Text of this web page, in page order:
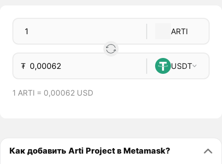
ARTI
₮ USDT
1 ARTI = 0,00062 USD
Как добавить Arti Project в Metamask?